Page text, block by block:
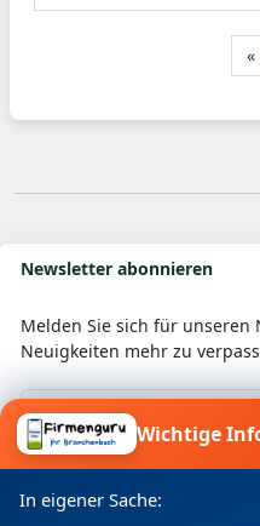
«
Newsletter abonnieren
Melden Sie sich für unseren
Neuigkeiten mehr zu
Ich willige ein, dass
werden.
Wichtige
In eigener Sache: